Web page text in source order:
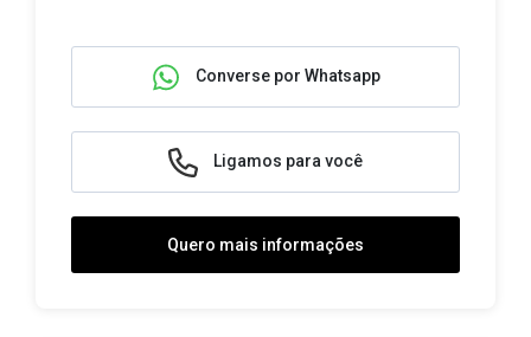
Converse por Whatsapp
Ligamos para você
Quero mais informações